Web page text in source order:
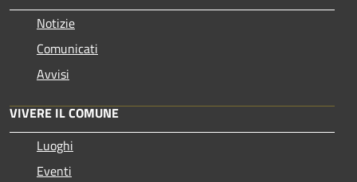
Notizie
Comunicati
Avvisi
VIVERE IL COMUNE
Luoghi
Eventi